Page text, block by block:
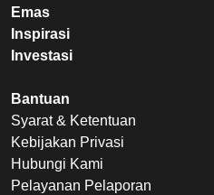
Emas
Inspirasi
Investasi
Bantuan
Syarat & Ketentuan
Kebijakan Privasi
Hubungi Kami
Pelayanan Pelaporan